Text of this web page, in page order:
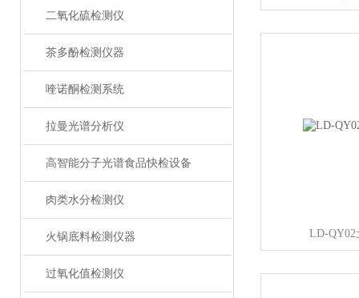
二氧化硫检测仪
茶多酚检测仪器
喹诺酮检测系统
拉曼光谱分析仪
高智能分子光谱食品快检设备
肉类水分检测仪
火锅底料检测仪器
过氧化值检测仪
LD-QY02